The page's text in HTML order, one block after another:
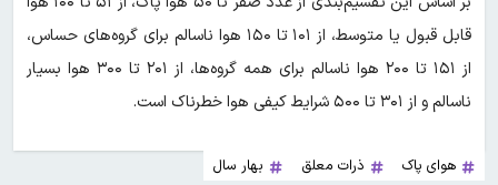
قابل قبول یا متوسط، از ۱۰۱ تا ۱۵۰ هوا ناسالم برای گروه‌های حساس،
از ۱۵۱ تا ۲۰۰ هوا ناسالم برای همه گروه‌ها، از ۲۰۱ تا ۳۰۰ هوا بسیار
ناسالم و از ۳۰۱ تا ۵۰۰ شرایط کیفی هوا خطرناک است.
هوای پاک ذرات معلق بهار سال